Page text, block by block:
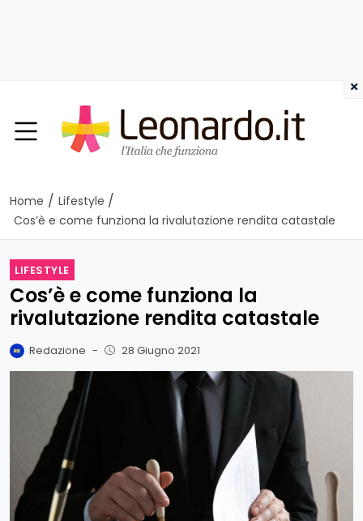
Home / Lifestyle /
Cos’è e come funziona la rivalutazione rendita catastale
LIFESTYLE
Cos’è e come funziona la
rivalutazione rendita catastale
Redazione - 28 Giugno 2021
×